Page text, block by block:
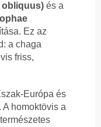
obliquus) és a
Ez az
a chaga
friss,
Európa és
homoktövis a